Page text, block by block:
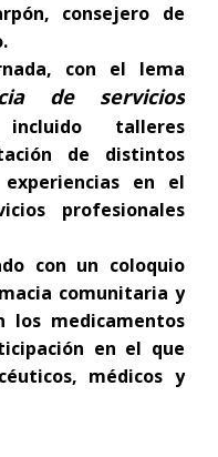
consejero de
con el lema
de servicios
talleres
de distintos
experiencias en el
profesionales
con un coloquio
comunitaria y
los medicamentos
en el que
médicos y